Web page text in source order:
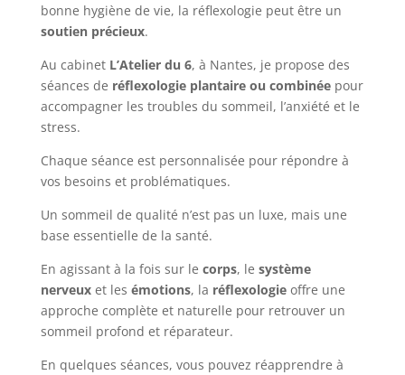
bonne hygiène de vie, la réflexologie peut être un
soutien précieux.
Au cabinet L’Atelier du 6, à Nantes, je propose des
séances de réflexologie plantaire ou combinéepour
accompagner les troubles du sommeil, l’anxiété et le
stress.
Chaque séance est personnalisée pour répondre à
vos besoins et problématiques.
Un sommeil de qualité n’est pas un luxe, mais une
base essentielle de la santé.
En agissant à la fois sur le corps, le système
nerveuxet les émotions, la réflexologieoffre une
approche complète et naturelle pour retrouver un
sommeil profond et réparateur.
En quelques séances, vous pouvez réapprendre à